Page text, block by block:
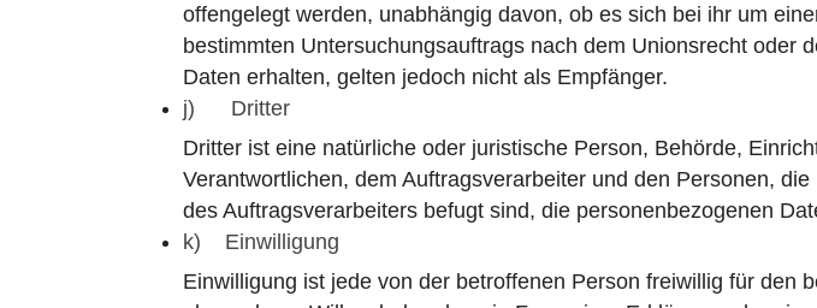
offengelegt werden, unabhängig davon, ob es sich bei ihr um
bestimmten Untersuchungsauftrags nach dem Unionsrecht oder
Daten erhalten, gelten jedoch nicht als Empfänger.
j) Dritter
Dritter ist eine natürliche oder juristische Person, Behörde,
Verantwortlichen, dem Auftragsverarbeiter und den Personen,
des Auftragsverarbeiters befugt sind, die personenbezogenen
k) Einwilligung
Einwilligung ist jede von der betroffenen Person freiwillig für den